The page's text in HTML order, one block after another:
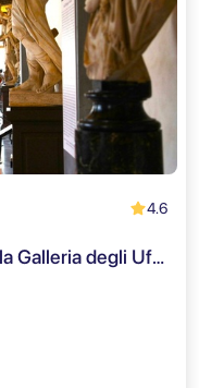
4.6
Firenze: Biglietto d'Ingresso alla Galleria degli Uffizi & Tour Audio